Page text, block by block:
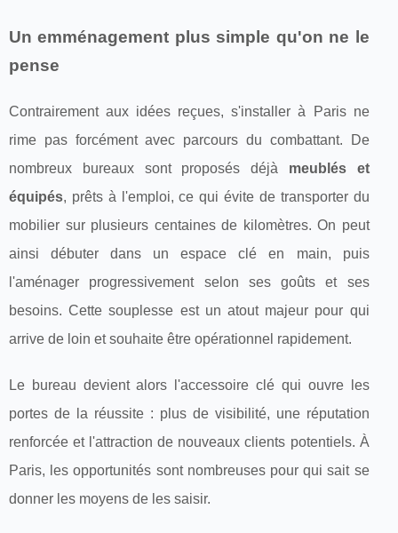
Un emménagement plus simple qu'on ne le
pense
Contrairement aux idées reçues, s'installer à Paris ne
rime pas forcément avec parcours du combattant. De
nombreux bureaux sont proposés déjà meublés et
équipés, prêts à l'emploi, ce qui évite de transporter du
mobilier sur plusieurs centaines de kilomètres. On peut
ainsi débuter dans un espace clé en main, puis
l'aménager progressivement selon ses goûts et ses
besoins. Cette souplesse est un atout majeur pour qui
arrive de loin et souhaite être opérationnel rapidement.
Le bureau devient alors l'accessoire clé qui ouvre les
portes de la réussite : plus de visibilité, une réputation
renforcée et l'attraction de nouveaux clients potentiels. À
Paris, les opportunités sont nombreuses pour qui sait se
donner les moyens de les saisir.